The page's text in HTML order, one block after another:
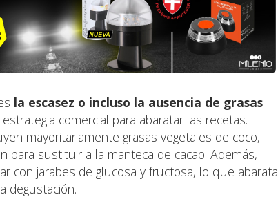
la escasez o incluso la ausencia de grasas
comercial para abaratar las recetas.
mayoritariamente grasas vegetales de coco,
para sustituir a la manteca de cacao. Además,
con jarabes de glucosa y fructosa, lo que abarata
degustación.